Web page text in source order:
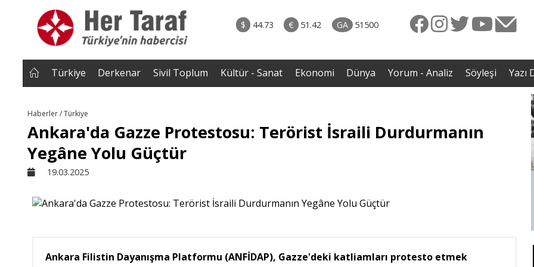
$ 44.73 € 51.42 GA 51500
• Türkiye, Pakistan ve Suudi Arabistan imzayı attı!
Mekke Anlaşması yürürlüğe girdi
• Gannuşi'nin serbest bırakılması için çağrı
Türkiye Derkenar Sivil Toplum Kültür - Sanat Ekonomi Dünya Yorum - Analiz Söyleşi Yazı
Haberler / Türkiye
Ankara'da Gazze Protestosu: Terörist İsraili Durdurmanın
Yegâne Yolu Güçtür
19.03.2025
Ankara Filistin Dayanışma Platformu (ANFİDAP), Gazze'deki katliamları protesto etmek